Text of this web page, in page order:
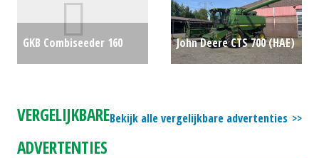
GKB Combiseeder 160
John Deere CTS 700 (HAE)
Bekijk alle vergelijkbare advertenties
VERGELIJKBARE
ADVERTENTIES